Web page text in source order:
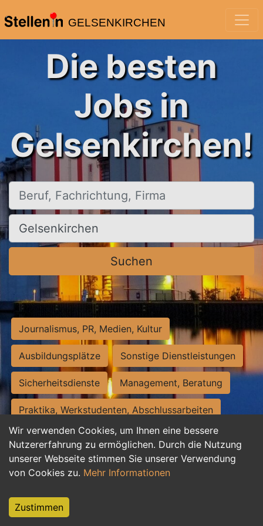
GELSENKIRCHEN
Wir verwenden Cookies, um Ihnen eine bessere
Nutzererfahrung zu ermöglichen. Durch die Nutzung
unserer Webseite stimmen Sie unserer Verwendung
von Cookies zu. Mehr Informationen
Zustimmen
Die besten
Jobs in
Gelsenkirchen!
Beruf, Fachrichtung, Firma
Ort, Stadt
Suchen
Journalismus, PR, Medien, Kultur
Ausbildungsplätze Sonstige Dienstleistungen
Sicherheitsdienste Management, Beratung
Praktika, Werkstudenten, Abschlussarbeiten
Personalwesen Assistenz, Sekretariat
Hilfskräfte, Aushilfs- und Nebenjobs
Weiterbildung, Studium, duale Ausbildung